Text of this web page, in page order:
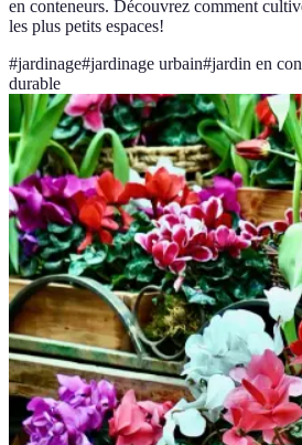
en conteneurs. Découvrez comment
les plus petits espaces!
#jardinage#jardinage urbain#jardin en
durable